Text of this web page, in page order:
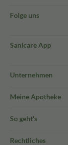
Folge uns
Sanicare App
Unternehmen
Meine Apotheke
So geht's
Rechtliches